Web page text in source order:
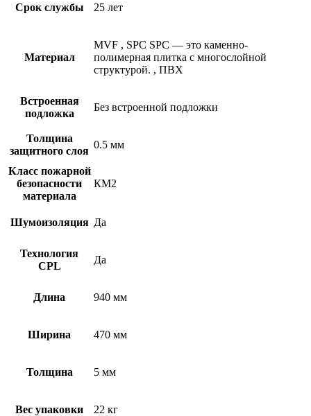
Срок службы 25 лет
Материал
MVF , SPC SPC — это каменно-
полимерная плитка с многослойной
структурой. , ПВХ
Встроенная
подложка
Без встроенной подложки
Толщина
защитного слоя
0.5 мм
Класс пожарной
безопасности
материала
КМ2
Шумоизоляция Да
Технология
CPL
Да
Длина 940 мм
Ширина 470 мм
Толщина 5 мм
Вес упаковки 22 кг